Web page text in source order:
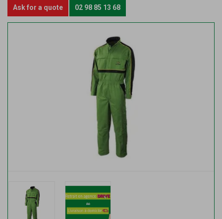
Ask for a quote 02 98 85 13 68